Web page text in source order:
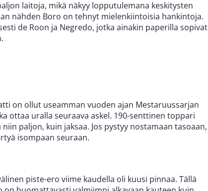
laitoja, mikä näkyy lopputulemana keskitysten
nähden Boro on tehnyt mielenkiintoisia hankintoja.
de Roon ja Negredo, jotka ainakin paperilla sopivat
on ollut useamman vuoden ajan Mestaruussarjan
ottaa uralla seuraava askel. 190-senttinen toppari
paljon, kuin jaksaa. Jos pystyy nostamaan tasoaan,
isompaan seuraan.
piste-ero viime kaudella oli kuusi pinnaa. Tällä